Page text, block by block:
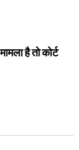
है तो कोर्ट